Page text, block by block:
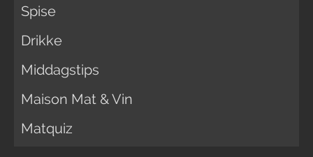
Spise
Drikke
Middagstips
Maison Mat & Vin
Matquiz